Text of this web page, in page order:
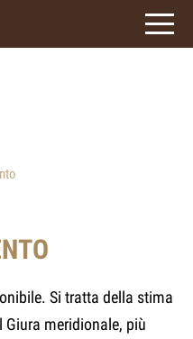
Si tratta della stima
meridionale, più